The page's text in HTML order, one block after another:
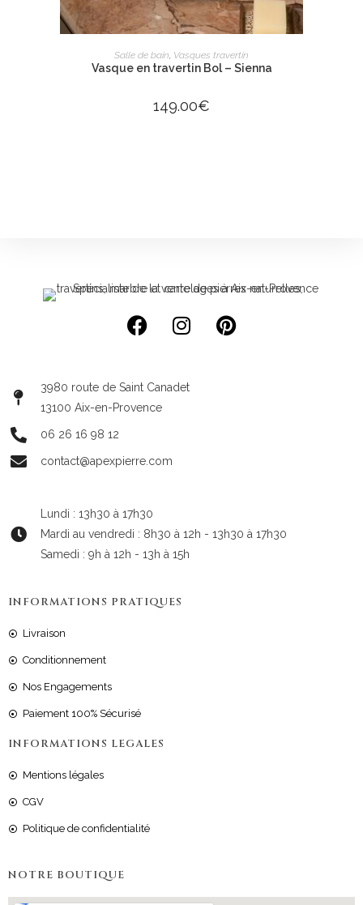
AJOUTER AU PANIER
Salle de bain Vasques travertin
Vasque en travertin Bol – Sienna
149.00€
3980 route de Saint Canadet
13100 Aix-en-Provence
06 26 16 98 12
contact@apexpierre.com
Lundi : 13h30 à 17h30
Mardi au vendredi : 8h30 à 12h - 13h30 à 17h30
Samedi : 9h à 12h - 13h à 15h
INFORMATIONS PRATIQUES
Livraison
Conditionnement
Nos Engagements
Paiement 100% Sécurisé
INFORMATIONS LEGALES
Mentions légales
CGV
Politique de confidentialité
NOTRE BOUTIQUE